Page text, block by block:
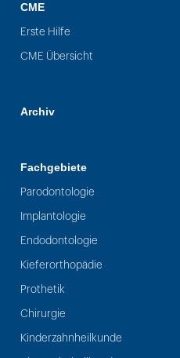
CME
Erste Hilfe
CME Übersicht
Archiv
Fachgebiete
Parodontologie
Implantologie
Endodontologie
Kieferorthopädie
Prothetik
Chirurgie
Kinderzahnheilkunde